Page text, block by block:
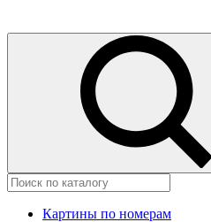
Картины по номерам